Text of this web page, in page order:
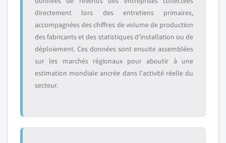
directement lors des entretiens primaires,
accompagnées des chiffres de volume de production
des fabricants et des statistiques d'installation ou de
déploiement. Ces données sont ensuite assemblées
sur les marchés régionaux pour aboutir à une
estimation mondiale ancrée dans l'activité réelle du
secteur.